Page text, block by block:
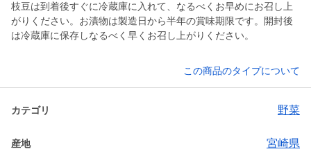
枝豆は到着後すぐに冷蔵庫に入れて、なるべくお早めにお召し上
がりください。お漬物は製造日から半年の賞味期限です。開封後
は冷蔵庫に保存しなるべく早くお召し上がりください。
この商品のタイプについて
カテゴリ 野菜
産地 宮崎県